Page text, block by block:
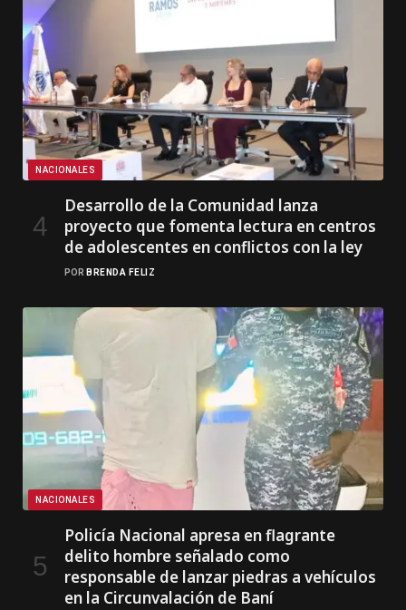
NACIONALES
Desarrollo de la Comunidad lanza
proyecto que fomenta lectura en centros
de adolescentes en conflictos con la ley
POR BRENDA FELIZ
NACIONALES
Policía Nacional apresa en flagrante
delito hombre señalado como
responsable de lanzar piedras a vehículos
en la Circunvalación de Baní